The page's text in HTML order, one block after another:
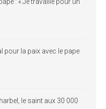
pour la paix avec le pape
le saint aux 30 000